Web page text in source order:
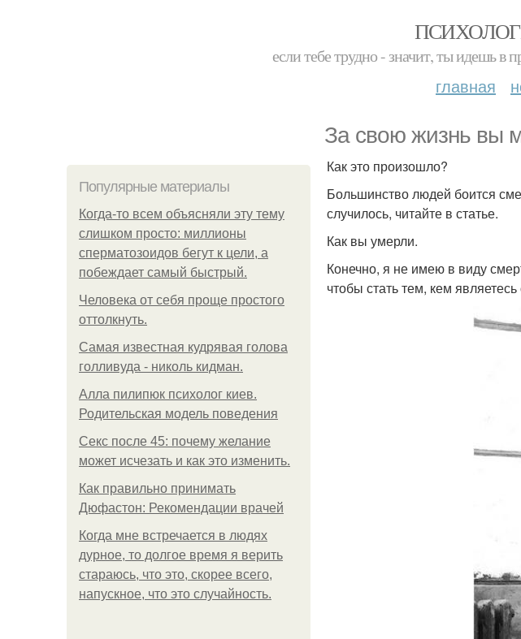
если тебе трудно - значит, ты идешь в
главная
За свою жизнь вы
Популярные материалы
Когда-то всем объясняли эту тему
слишком просто: миллионы
сперматозоидов бегут к цели, а
побеждает самый быстрый.
Человека от себя проще простого
оттолкнуть.
Самая известная кудрявая голова
голливуда - николь кидман.
Алла пилипюк психолог киев.
Родительская модель поведения
Секс после 45: почему желание
может исчезать и как это изменить.
Как правильно принимать
Дюфастон: Рекомендации врачей
Когда мне встречается в людях
дурное, то долгое время я верить
стараюсь, что это, скорее всего,
напускное, что это случайность.
Как это произошло?
Большинство людей боится
случилось, читайте в статье.
Как вы умерли.
Конечно, я не имею в виду
чтобы стать тем, кем являетесь